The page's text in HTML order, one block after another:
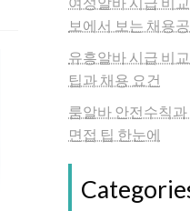
보에서 보는 채용
유흥알바 시급 비
팁과 채용 요건
룸알바 안전수칙
면접 팁 한눈에